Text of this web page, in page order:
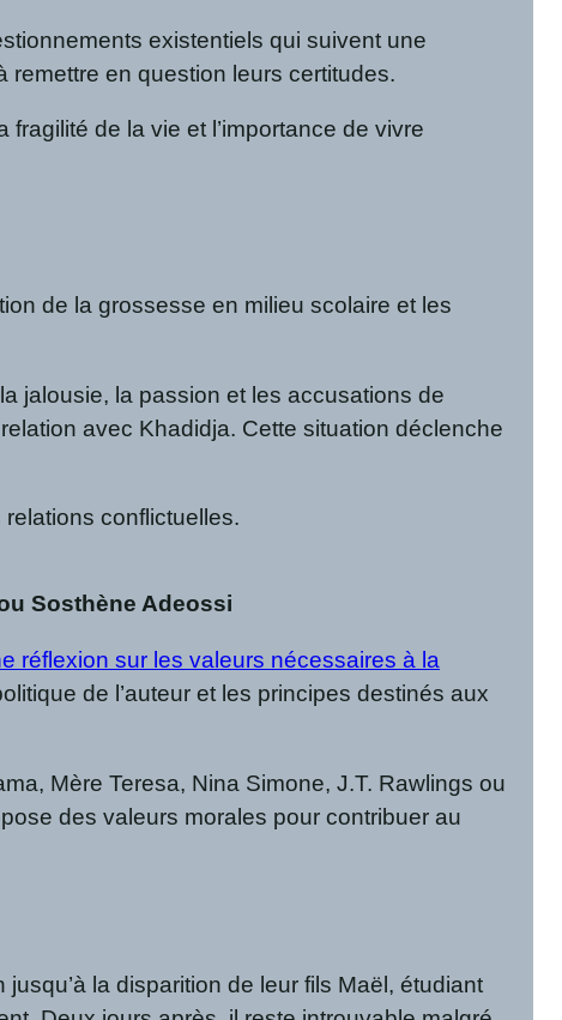
existentiels qui suivent une
en question leurs certitudes.
de la vie et l’importance de vivre
de la grossesse en milieu scolaire et les
jalousie, la passion et les accusations de
avec Khadidja. Cette situation déclenche
conflictuelles.
Sosthène Adeossi
réflexion sur les valeurs nécessaires à la
de l’auteur et les principes destinés aux
Mère Teresa, Nina Simone, J.T. Rawlings ou
des valeurs morales pour contribuer au
la disparition de leur fils Maël, étudiant